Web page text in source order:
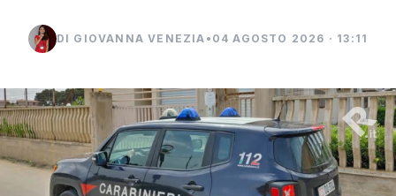
DI GIOVANNA VENEZIA • 04 AGOSTO 2026 · 13:11